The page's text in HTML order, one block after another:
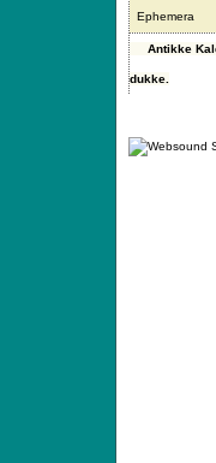
Ephemera
Antikke
dukke.